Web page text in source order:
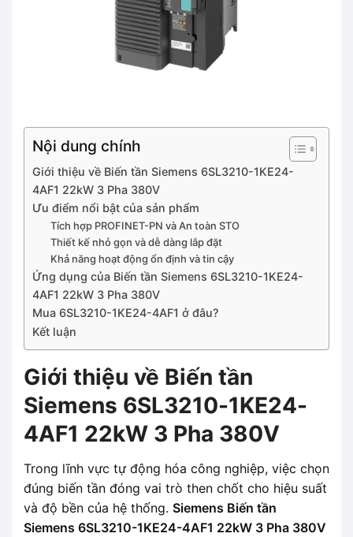
Nội dung chính
Giới thiệu về Biến tần Siemens 6SL3210-1KE24-
4AF1 22kW 3 Pha 380V
Ưu điểm nổi bật của sản phẩm
Tích hợp PROFINET-PN và An toàn STO
Thiết kế nhỏ gọn và dễ dàng lắp đặt
Khả năng hoạt động ổn định và tin cậy
Ứng dụng của Biến tần Siemens 6SL3210-1KE24-
4AF1 22kW 3 Pha 380V
Mua 6SL3210-1KE24-4AF1 ở đâu?
Kết luận
Giới thiệu về Biến tần
Siemens 6SL3210-1KE24-
4AF1 22kW 3 Pha 380V
Trong lĩnh vực tự động hóa công nghiệp, việc chọn
đúng biến tần đóng vai trò then chốt cho hiệu suất
và độ bền của hệ thống. Siemens Biến tần
Siemens 6SL3210-1KE24-4AF1 22kW 3 Pha 380V